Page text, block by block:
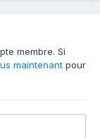
membre. Si
maintenant pour